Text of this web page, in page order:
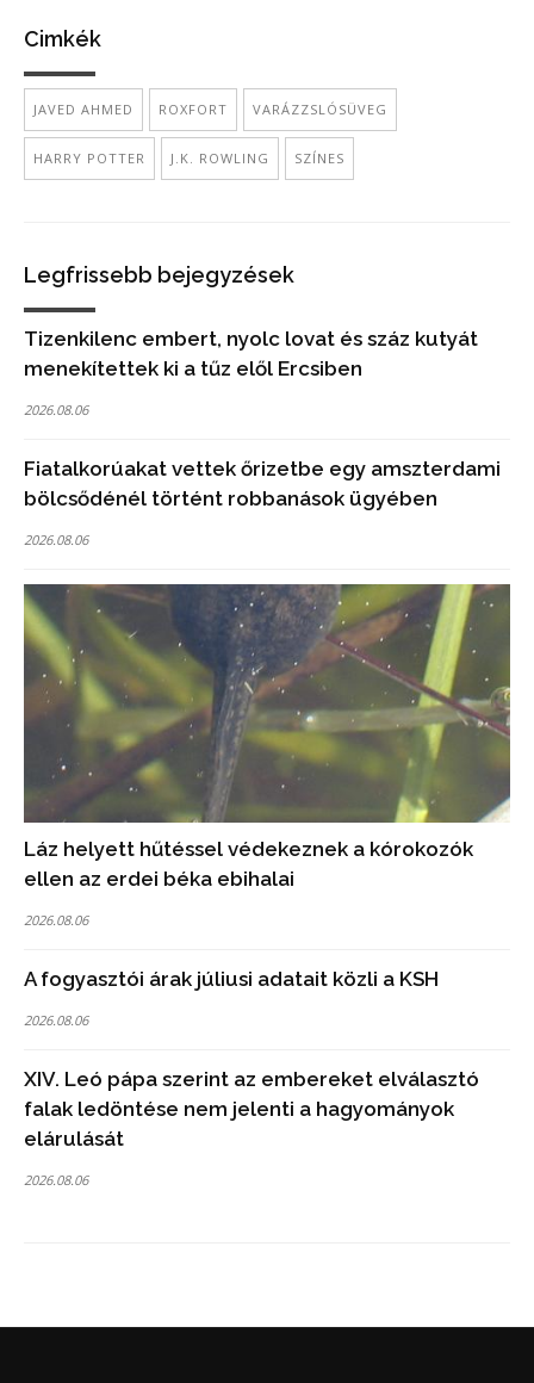
Cimkék
JAVED AHMED ROXFORT VARÁZZSLÓSÜVEG
HARRY POTTER J.K. ROWLING SZÍNES
Legfrissebb bejegyzések
Tizenkilenc embert, nyolc lovat és száz kutyát
menekítettek ki a tűz elől Ercsiben
2026.08.06
Fiatalkorúakat vettek őrizetbe egy amszterdami
bölcsődénél történt robbanások ügyében
2026.08.06
Láz helyett hűtéssel védekeznek a kórokozók
ellen az erdei béka ebihalai
2026.08.06
A fogyasztói árak júliusi adatait közli a KSH
2026.08.06
XIV. Leó pápa szerint az embereket elválasztó
falak ledöntése nem jelenti a hagyományok
elárulását
2026.08.06